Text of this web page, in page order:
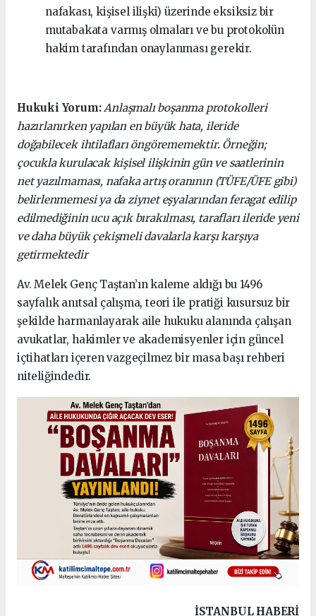
nafakası, kişisel ilişki) üzerinde eksiksiz bir
mutabakata varmış olmaları ve bu protokolün
hakim tarafından onaylanması gerekir.
Hukuki Yorum: Anlaşmalı boşanma protokolleri
hazırlanırken yapılan en büyük hata, ileride
doğabilecek ihtilafları öngörememektir. Örneğin;
çocukla kurulacak kişisel ilişkinin gün ve saatlerinin
net yazılmaması, nafaka artış oranının (TÜFE/ÜFE gibi)
belirlenmemesi ya da ziynet eşyalarından feragat edilip
edilmediğinin ucu açık bırakılması, tarafları ileride yeni
ve daha büyük çekişmeli davalarla karşı karşıya
getirmektedir
Av. Melek Genç Taştan’ın kaleme aldığı bu 1496
sayfalık anıtsal çalışma, teori ile pratiği kusursuz bir
şekilde harmanlayarak aile hukuku alanında çalışan
avukatlar, hakimler ve akademisyenler için güncel
içtihatları içeren vazgeçilmez bir masa başı rehberi
niteliğindedir.
İSTANBUL HABERİ